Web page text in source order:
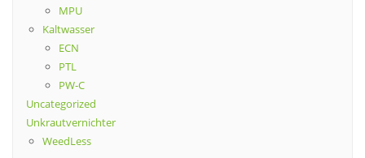
MPU
Kaltwasser
ECN
PTL
PW-C
Uncategorized
Unkrautvernichter
WeedLess